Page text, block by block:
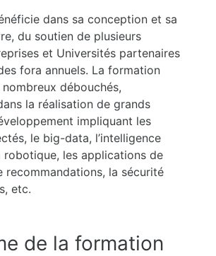
dans sa conception et sa
du soutien de plusieurs
et Universités partenaires
fora annuels. La formation
débouchés,
la réalisation de grands
impliquant les
le big-data, l’intelligence
les applications de
recommandations, la sécurité
etc.
de la formation